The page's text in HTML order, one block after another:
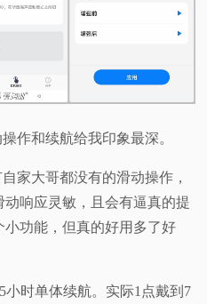
作和续航给我印象最深。
家大哥都没有的滑动操作，
响应灵敏，且会有逼真的提
功能，但真的好用多了好
小时单体续航。实际1点戴到7